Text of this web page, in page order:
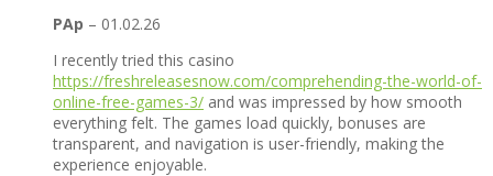
PAp – 01.02.26
I recently tried this casino
https://freshreleasesnow.com/comprehending-the-world-of-
online-free-games-3/ and was impressed by how smooth
everything felt. The games load quickly, bonuses are
transparent, and navigation is user-friendly, making the
experience enjoyable.